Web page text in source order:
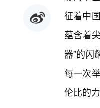
征着中
蕴含着
器”的闪
每一次
伦比的力